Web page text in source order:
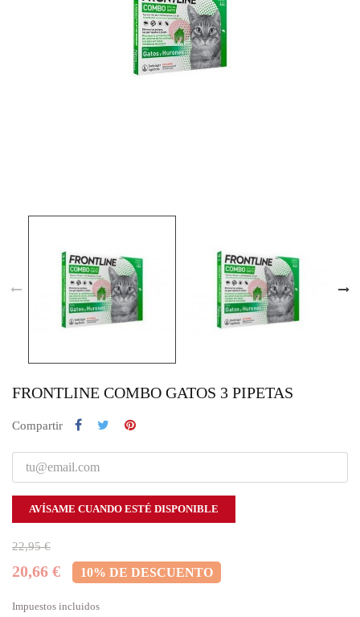
FRONTLINE COMBO GATOS 3 PIPETAS
Compartir
AVÍSAME CUANDO ESTÉ DISPONIBLE
22,95 €
20,66 € 10% DE DESCUENTO
Impuestos incluidos